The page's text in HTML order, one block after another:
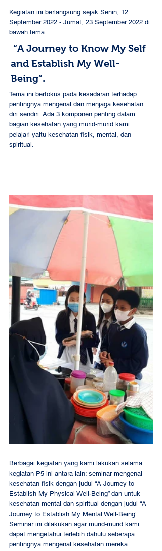
Kegiatan ini berlangsung sejak Senin, 12
September 2022 - Jumat, 23 September 2022 di
bawah tema:
and Establish My Well-
Being”.
Tema ini berfokus pada kesadaran terhadap
pentingnya mengenal dan menjaga kesehatan
diri sendiri. Ada 3 komponen penting dalam
bagian kesehatan yang murid-murid kami
pelajari yaitu kesehatan fisik, mental, dan
spiritual.
Berbagai kegiatan yang kami lakukan selama
kegiatan P5 ini antara lain: seminar mengenai
kesehatan fisik dengan judul “A Journey to
Establish My Physical Well-Being” dan untuk
kesehatan mental dan spiritual dengan judul “A
Journey to Establish My Mental Well-Being”.
Seminar ini dilakukan agar murid-murid kami
dapat mengetahui terlebih dahulu seberapa
pentingnya mengenal kesehatan mereka.